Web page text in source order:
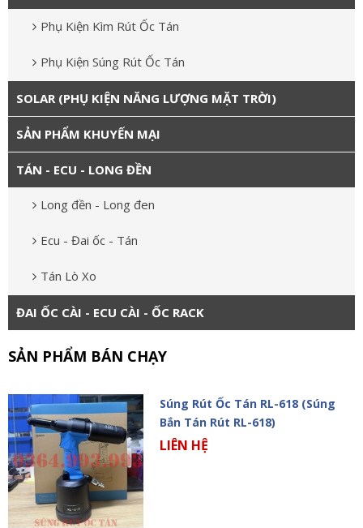
Phụ Kiện Kìm Rút Ốc Tán
Phụ Kiện Súng Rút Ốc Tán
SOLAR (PHỤ KIỆN NĂNG LƯỢNG MẶT TRỜI)
SẢN PHẨM KHUYẾN MẠI
TÁN - ECU - LONG ĐỀN
Long đền - Long đen
Ecu - Đai ốc - Tán
Tán Lò Xo
ĐAI ỐC CÀI - ECU CÀI - ỐC RACK
SẢN PHẨM BÁN CHẠY
Súng Rút Ốc Tán RL-618 (Súng
Bắn Tán Rút RL-618)
LIÊN HỆ